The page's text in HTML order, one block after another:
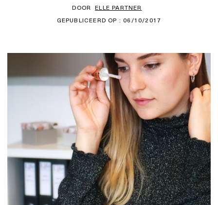
DOOR ELLE PARTNER
GEPUBLICEERD OP : 06/10/2017